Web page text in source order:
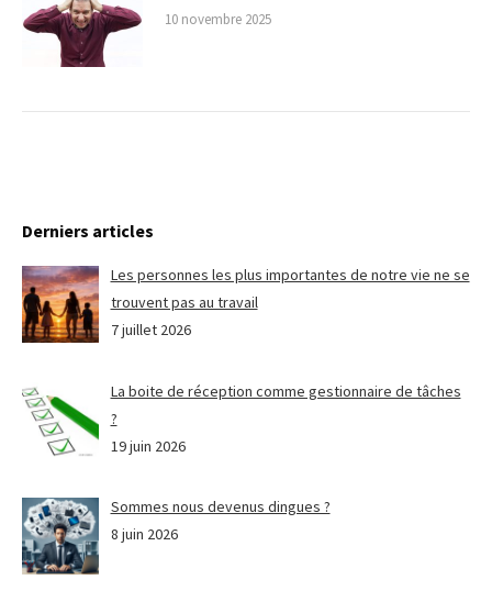
10 novembre 2025
Derniers articles
Les personnes les plus importantes de notre vie ne se
trouvent pas au travail
7 juillet 2026
La boite de réception comme gestionnaire de tâches
?
19 juin 2026
Sommes nous devenus dingues ?
8 juin 2026